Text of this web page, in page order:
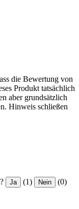
die Bewertung von
Produkt tatsächlich
aber grundsätzlich
Hinweis schließen
Ja (1) Nein (0)